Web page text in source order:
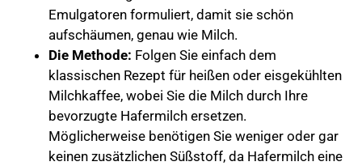
Emulgatoren formuliert, damit sie schön
aufschäumen, genau wie Milch.
Die Methode: Folgen Sie einfach dem
klassischen Rezept für heißen oder eisgekühlten
Milchkaffee, wobei Sie die Milch durch Ihre
bevorzugte Hafermilch ersetzen.
Möglicherweise benötigen Sie weniger oder gar
keinen zusätzlichen Süßstoff, da Hafermilch eine